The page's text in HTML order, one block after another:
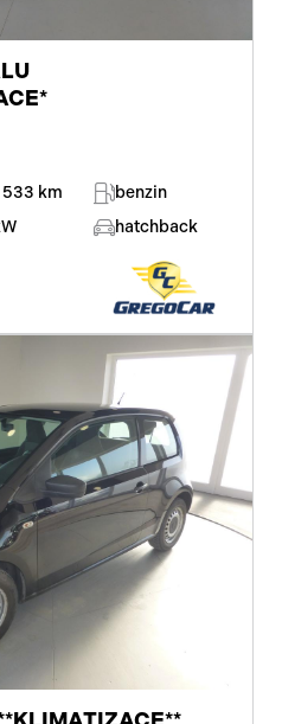
533 km
benzin
hatchback